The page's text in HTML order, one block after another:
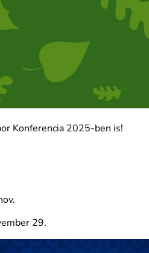
Konferencia 2025-ben is!
29.